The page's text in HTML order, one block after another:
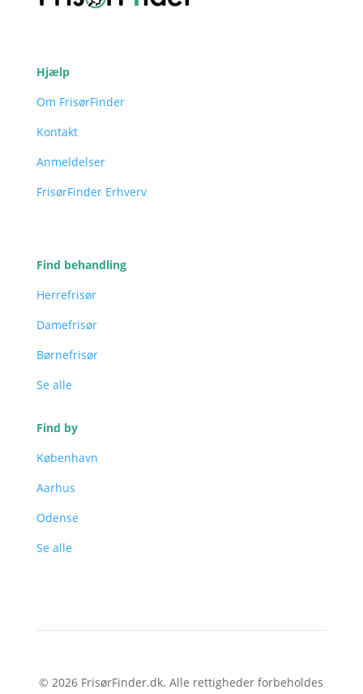
Hjælp
Om FrisørFinder
Kontakt
Anmeldelser
FrisørFinder Erhverv
Find behandling
Herrefrisør
Damefrisør
Børnefrisør
Se alle
Find by
København
Aarhus
Odense
Se alle
© 2026 FrisørFinder.dk. Alle rettigheder forbeholdes